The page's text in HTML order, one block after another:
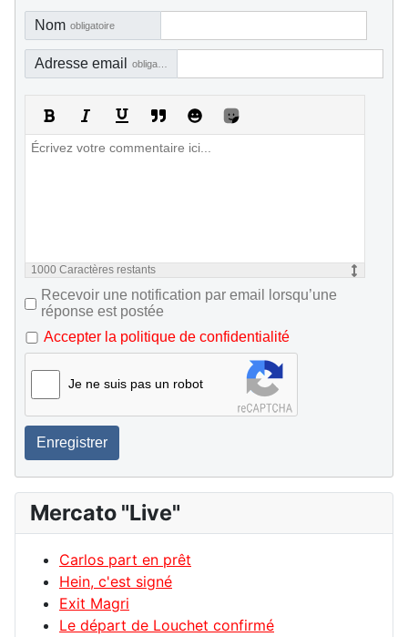
Nom obligatoire
Adresse email
1000 Caractères restants
Recevoir une notification par email lorsqu’une
réponse est postée
Accepter la politique de confidentialité
Je ne suis pas un robot
Enregistrer
Mercato "Live"
Carlos part en prêt
Hein, c'est signé
Exit Magri
Le départ de Louchet confirmé